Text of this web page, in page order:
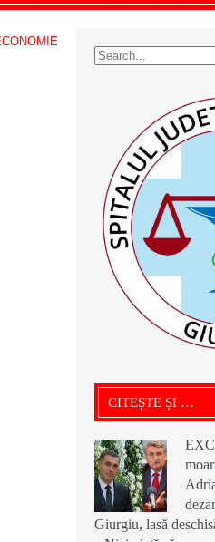
CITEȘTE ȘI …
Giurgiu, lasă